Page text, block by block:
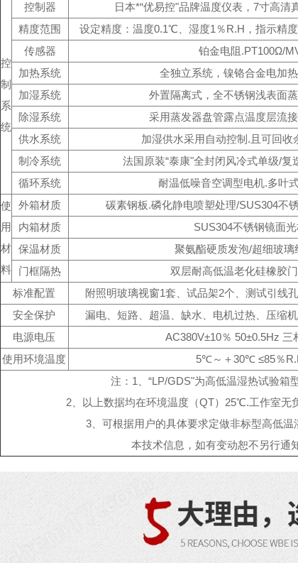
控
制
系
统
控制器
日本*“优易控"品牌温度仪表，7寸高清
精度范围
设定精度：温度0.1℃、湿度1％R.H，指示精
传感器
铂金电阻.PT100Ω/
加热系统
全独立系统，镍铬合金电加
加湿系统
外置隔离式，全不锈钢浅表面
除湿系统
采用蒸发器盘管露点温度层流
供水系统
加湿供水采用自动控制.且可回收
制冷系统
法国原装“泰康"全封闭风冷式单级/复
循环系统
耐温低噪音空调型电机.多叶
使
用
材
料
外箱材质
碳素钢板.磷化静电喷塑处理/SUS304不
内箱材质
SUS304不锈钢镜面光
保温材质
聚氨酯硬质发泡/超细玻璃
门框隔热
双层耐高低温老化硅橡胶
标准配置
附照明玻璃视窗1套、试品架2个、测试引线
安全保护
漏电、短路、超温、缺水、电机过热、压缩
电源电压
AC380V±10％ 50±0.5Hz 三
使用环境温度
5℃～＋30℃ ≤85％
注：1、“LP/GDS"为高低温湿热试验箱型
2、以上数据均在环境温度（QT）25℃.工作室无
3、可根据用户的具体要求定做非标型高低温
本技术信息，如有变动恕不另行通